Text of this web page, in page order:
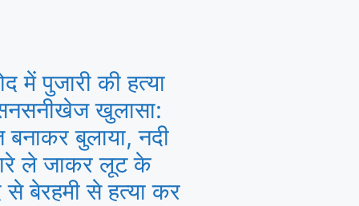
में पुजारी की हत्या
खुलासा:
बनाकर बुलाया, नदी
ले जाकर लूट के
से बेरहमी से हत्या कर